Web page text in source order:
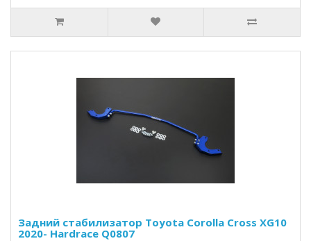
Задний стабилизатор Toyota Corolla Cross XG10
2020- Hardrace Q0807